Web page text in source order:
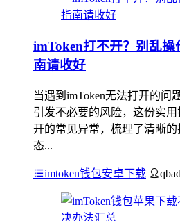
imToken打不开？别乱
南请收好
当遇到imToken无法打开的问
引发不必要的风险，这份实
开的常见异常，梳理了清晰
态...
imtoken钱包安卓下载